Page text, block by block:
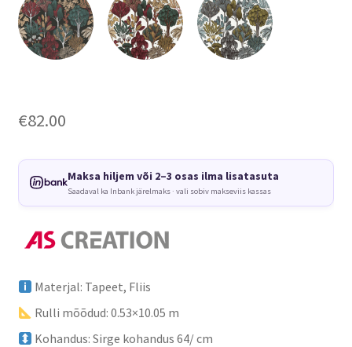
€82.00
Maksa hiljem või 2–3 osas ilma lisatasuta
Saadaval ka Inbank järelmaks · vali sobiv makseviis kassas
Materjal: Tapeet, Fliis
Rulli mõõdud: 0.53×10.05 m
Kohandus: Sirge kohandus 64/ cm